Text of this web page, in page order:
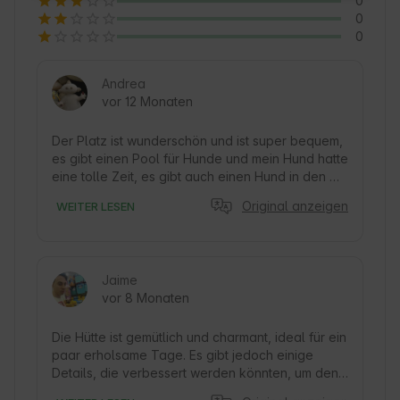
0
0
Andrea
vor 12 Monaten
Der Platz ist wunderschön und ist super bequem,
es gibt einen Pool für Hunde und mein Hund hatte
eine tolle Zeit, es gibt auch einen Hund in den
aufmerksam, ich würde auf jeden Fall ein
WEITER LESEN Original anzeigen
Jaime
vor 8 Monaten
Die Hütte ist gemütlich und charmant, ideal für ein
paar erholsame Tage. Es gibt jedoch einige
Details, die verbessert werden könnten, um den